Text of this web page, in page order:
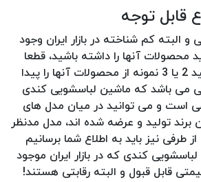
قابل توجه
و البته کم شناخته در بازار ایران وجود
محصولات آنها را داشته باشید، قطعا
خیلی سخت می توانید 2 یا 3 نمونه از محصولات آنها را پیدا
می باشد که ماشین لباسشویی کندی
است و می توانید در میان مدل های
تولید و عرضه شده اند، مدل مدنظر
طرفی نیز باید به اطلاع شما برسانیم
کندی که در بازار ایران موجود
قابل قبول و البته رقابتی هستند!